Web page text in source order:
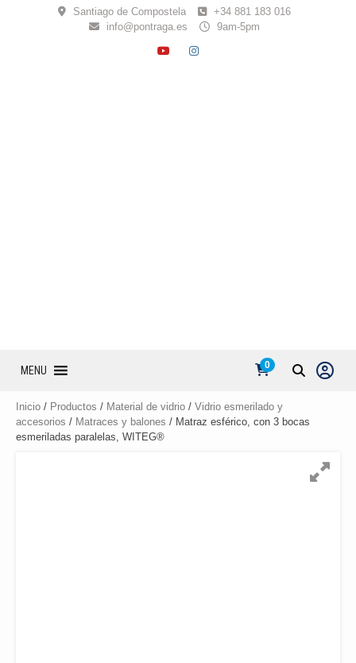
Santiago de Compostela
+34 881 183 016
info@pontraga.es
9am-5pm
YOUTUBE
INSTAGRAM
MENU 0
Inicio / Productos / Material de vidrio / Vidrio esmerilado y
accesorios / Matraces y balones / Matraz esférico, con 3 bocas
esmeriladas paralelas, WITEG®